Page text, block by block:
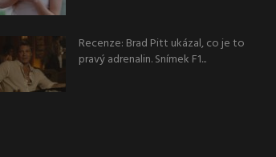
Recenze: Brad Pitt ukázal, co je to
pravý adrenalin. Snímek F1...